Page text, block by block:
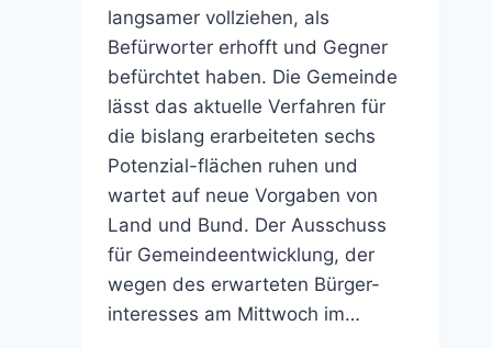
langsamer vollziehen, als
Befürworter erhofft und Gegner
befürchtet haben. Die Gemeinde
lässt das aktuelle Verfahren für
die bislang erarbeiteten sechs
Potenzial-flächen ruhen und
wartet auf neue Vorgaben von
Land und Bund. Der Ausschuss
für Gemeindeentwicklung, der
wegen des erwarteten Bürger-
interesses am Mittwoch im…